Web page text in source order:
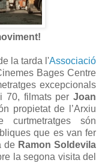
la tarda l'Associació
Bages Centre
excepcionals
70, filmats per Joan
propietat de l’Arxiu
són
que es van fer
de Ramon Soldevila
la segona visita del